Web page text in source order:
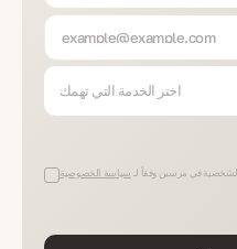
اختر الخدمة التي تهمك
في مرسين وفقاً لـ سياسة الخصوصية